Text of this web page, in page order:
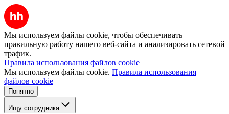
Мы используем файлы cookie, чтобы обеспечивать
правильную работу нашего веб-сайта и анализировать сетевой
трафик.
Правила использования файлов cookie
Мы используем файлы cookie. Правила использования
файлов cookie
Понятно
Ищу сотрудника